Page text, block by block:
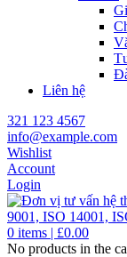
Liên hệ
321 123 4567
info@example.com
Wishlist
Account
Login
0 items | £0.00
No products in the